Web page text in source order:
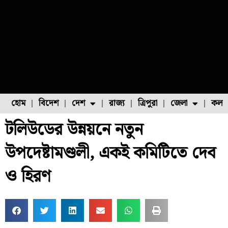
হোম বিদেশ দেশ
ফুল চাষ ফল চাষ
রাজ্য ত্রিপুরা জেলা
টলিউডের উন্নয়নে নতুন
উপদেষ্টামণ্ডলী, একই কমিটিতে দেব
ও হিরণ